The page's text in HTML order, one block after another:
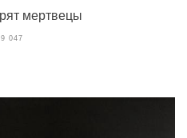
мертвецы
9 047